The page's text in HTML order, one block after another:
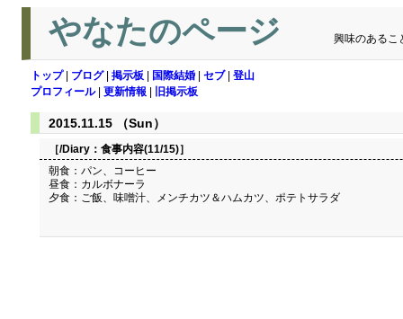
やなたのページ 興味のあるこ
トップ| ブログ| 掲示板 国際結婚 セブ| 登山
プロフィール| 更新情報 旧掲示板
2015.11.15 （Sun）
［/Diary： 食事内容(11/15)］
朝食：パン、コーヒー
昼食：カルボナーラ
夕食：ご飯、味噌汁、メンチカツ＆ハムカツ、ポテトサラダ